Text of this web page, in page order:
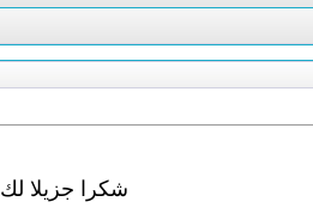
شكرا جزيلا لك